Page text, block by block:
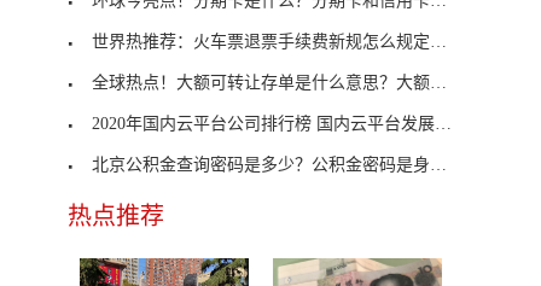
世界热推荐：火车票退票手续费新规怎么规定的？退火
全球热点！大额可转让存单是什么意思？大额可转让存
2020年国内云平台公司排行榜 国内云平台发展的怎么
北京公积金查询密码是多少？公积金密码是身份证后六
热点推荐